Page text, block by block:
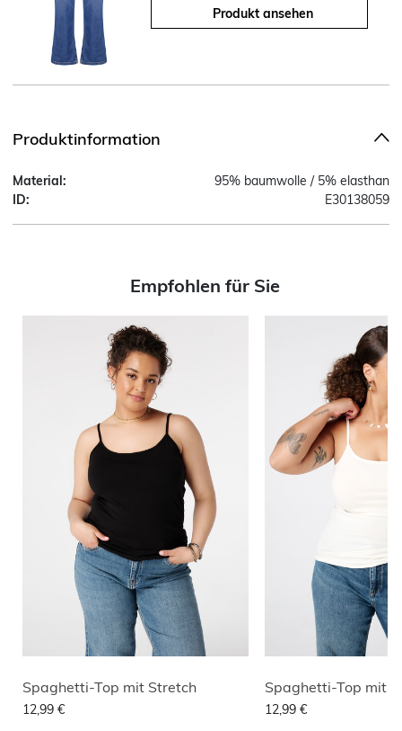
Produkt ansehen
Produktinformation
Material:
95% baumwolle / 5% elasthan
ID:
E30138059
Empfohlen für Sie
Spaghetti-Top mit Stretch
12,99 €
Spaghetti-Top mit
12,99 €